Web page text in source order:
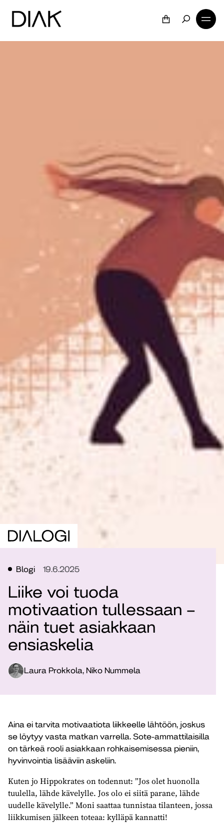
Blogi 19.6.2025
Liike voi tuoda
motivaation tullessaan –
näin tuet asiakkaan
ensiaskelia
Laura Prokkola, Niko Nummela
Aina ei tarvita motivaatiota liikkeelle lähtöön, joskus
se löytyy vasta matkan varrella. Sote-ammattilaisilla
on tärkeä rooli asiakkaan rohkaisemisessa pieniin,
hyvinvointia lisääviin askeliin.
Kuten jo Hippokrates on todennut: ”Jos olet huonolla
tuulella, lähde kävelylle. Jos olo ei siitä parane, lähde
uudelle kävelylle.” Moni saattaa tunnistaa tilanteen, jossa
liikkumisen jälkeen toteaa: kylläpä kannatti!